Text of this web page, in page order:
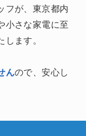
フが、東京都内
小さな家電に至
ます。
んので、安心し